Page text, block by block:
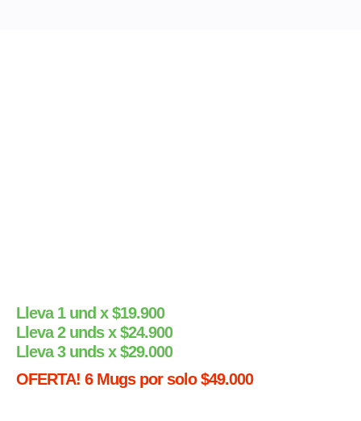
Lleva 1 und x $19.900
Lleva 2 unds x $24.900
Lleva 3 unds x $29.000
OFERTA! 6 Mugs por solo $49.000